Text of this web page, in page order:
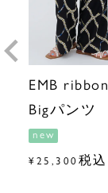
EMB ribbon
Bigパンツ
new
¥ 25,300 税込